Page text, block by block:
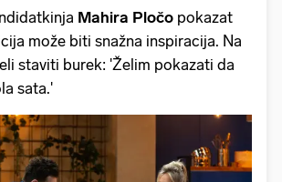
Mahira Pločo pokazat
može biti snažna inspiracija. Na
staviti burek: 'Želim pokazati da
sata.'